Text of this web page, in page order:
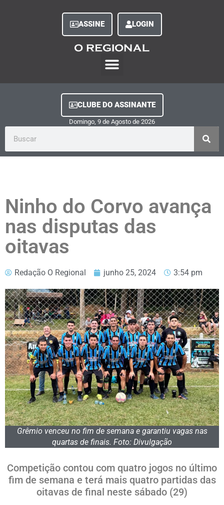
ASSINE LOGIN
CLUBE DO ASSINANTE
Domingo, 9 de Agosto de 2026
Ninho do Corvo avança
nas disputas das
oitavas
Redação O Regional junho 25, 2024 3:54 pm
Grêmio venceu no fim de semana e garantiu vagas nas
quartas de finais. Foto: Divulgação
Competição contou com quatro jogos no último
fim de semana e terá mais quatro partidas das
oitavas de final neste sábado (29)